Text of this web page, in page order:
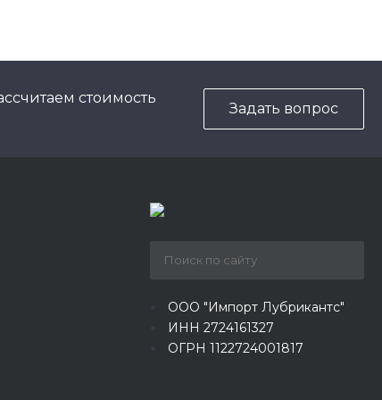
стоимость
Задать вопрос
ООО "Импорт Лубрикантс"
ИНН 2724161327
ОГРН 1122724001817